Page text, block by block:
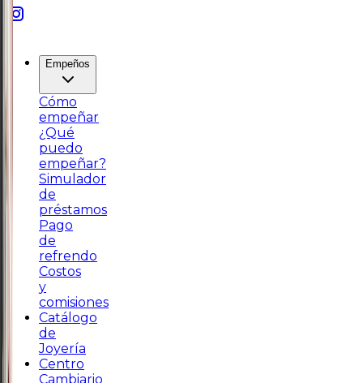
Empeños
Cómo
empeñar
¿Qué
puedo
empeñar?
Simulador
de
préstamos
Pago
de
refrendo
Costos
y
comisiones
Catálogo
de
Joyería
Centro
Cambiario